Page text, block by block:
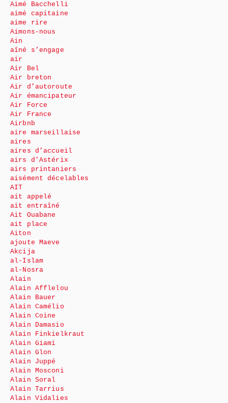
Aimé Bacchelli
aimé capitaine
aime rire
Aimons-nous
Ain
aîné s’engage
air
Air Bel
Air breton
Air d’autoroute
Air émancipateur
Air Force
Air France
Airbnb
aire marseillaise
aires
aires d’accueil
airs d’Astérix
airs printaniers
aisément décelables
AIT
ait appelé
ait entraîné
Ait Ouabane
ait place
Aiton
ajoute Maeve
Akcija
al-Islam
al-Nosra
Alain
Alain Afflelou
Alain Bauer
Alain Camélio
Alain Coine
Alain Damasio
Alain Finkielkraut
Alain Giami
Alain Glon
Alain Juppé
Alain Mosconi
Alain Soral
Alain Tarrius
Alain Vidalies